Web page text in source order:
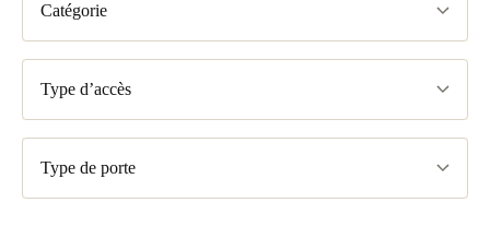
Catégorie
Type d’accès
Type de porte